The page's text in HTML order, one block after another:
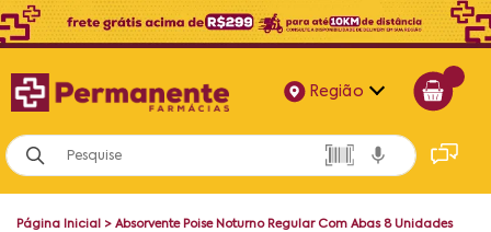
Região
Alagoas
Bahia
Página Inicial > Absorvente Poise Noturno Regular Com Abas 8 Unidades